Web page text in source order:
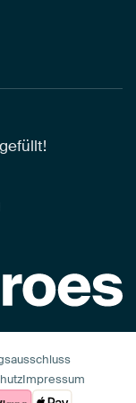
Impressum